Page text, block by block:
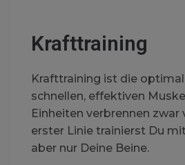
Krafttraining
Krafttraining ist die
schnellen, effektiven
Einheiten verbrennen zwar
erster Linie trainierst Du
aber nur Deine Beine.